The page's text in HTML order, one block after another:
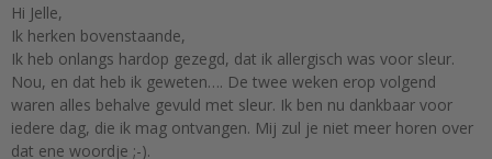
Hi Jelle,
Ik herken bovenstaande,
Ik heb onlangs hardop gezegd, dat ik allergisch was voor sleur.
Nou, en dat heb ik geweten…. De twee weken erop volgend
waren alles behalve gevuld met sleur. Ik ben nu dankbaar voor
iedere dag, die ik mag ontvangen. Mij zul je niet meer horen over
dat ene woordje ;-).